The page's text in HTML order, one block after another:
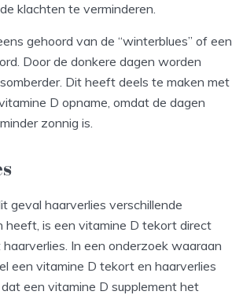
klachten te verminderen.
gehoord van de “winterblues” of een
Door de donkere dagen worden
Dit heeft deels te maken met
D opname, omdat de dagen
zonnig is.
geval haarverlies verschillende
heeft, is een vitamine D tekort direct
In een onderzoek waaraan
een vitamine D tekort en haarverlies
een vitamine D supplement het